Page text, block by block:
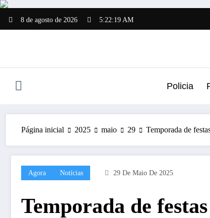
Pular
para
o
8 de agosto de 2026 5:22:20 AM
Policia
Página inicial 2025 maio 29 Temporada de
Agora Notícias 29 De Maio De 2025
Temporada de